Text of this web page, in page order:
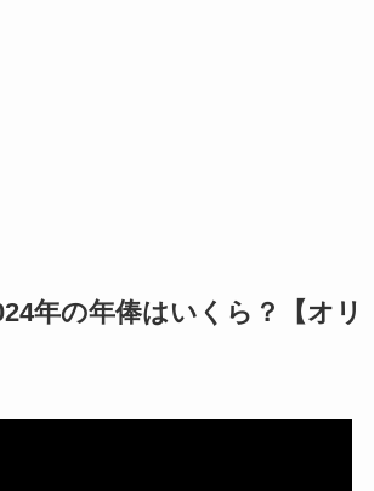
年の年俸はいくら？【オリ